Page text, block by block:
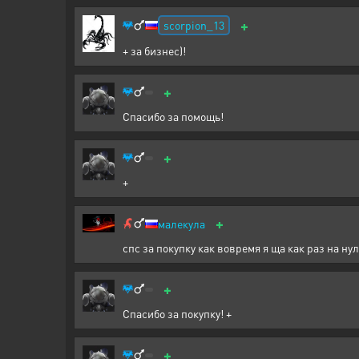
scorpion_13 +
+ за бизнес)!
+
Спасибо за помощь!
+
+
малекула +
спс за покупку как вовремя я ща как раз на
+
Спасибо за покупку! +
+